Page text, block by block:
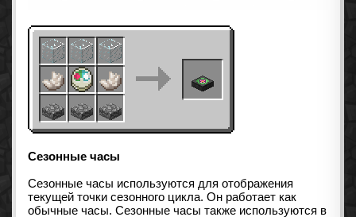
Сезонные часы
Сезонные часы используются для отображения
текущей точки сезонного цикла. Он работает как
обычные часы. Сезонные часы также используются в